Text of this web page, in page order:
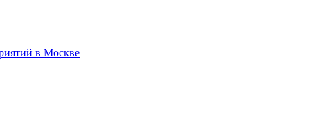
в Москве